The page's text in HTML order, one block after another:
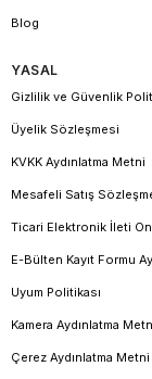
Blog
YASAL
Gizlilik ve Güvenlik
Üyelik Sözleşmesi
KVKK Aydınlatma Metni
Mesafeli Satış
Ticari Elektronik İleti
E-Bülten Kayıt Formu
Uyum Politikası
Kamera Aydınlatma
Çerez Aydınlatma Metni